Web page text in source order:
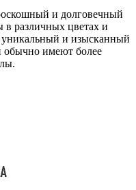
и долговечный
различных цветах и
уникальный и изысканный
обычно имеют более